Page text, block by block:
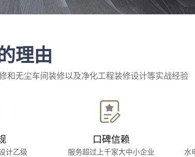
理由
和无尘车间装修以及净化工程装修设计等实战经验
计乙级
口碑信赖
服务超过上千家大中小企业 水